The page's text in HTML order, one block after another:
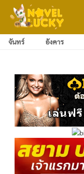
จันทร์ อังคาร